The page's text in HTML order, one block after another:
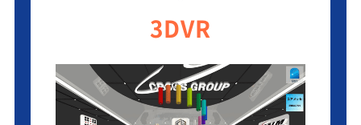
3DVR